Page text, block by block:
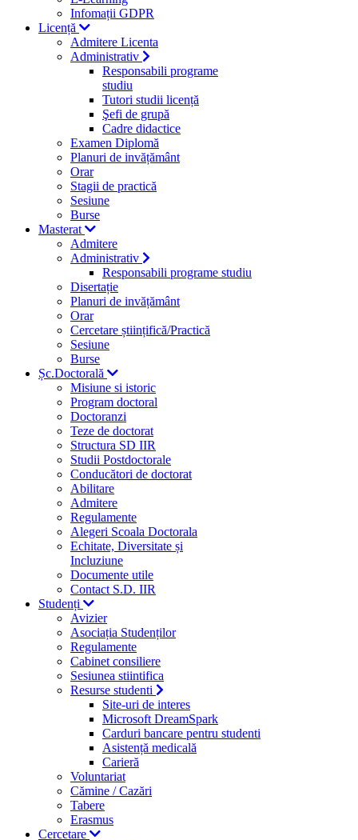
Infomații GDPR
Licență
Admitere Licenta
Administrativ
Responsabili programe
studiu
Tutori studii licență
Şefi de grupă
Cadre didactice
Examen Diplomă
Planuri de invățământ
Orar
Stagii de practică
Sesiune
Burse
Masterat
Admitere
Administrativ
Responsabili programe studiu
Disertație
Planuri de invățământ
Orar
Cercetare științifică/Practică
Sesiune
Burse
Șc.Doctorală
Misiune si istoric
Program doctoral
Doctoranzi
Teze de doctorat
Structura SD IIR
Studii Postdoctorale
Conducători de doctorat
Abilitare
Admitere
Regulamente
Alegeri Scoala Doctorala
Echitate, Diversitate și
Incluziune
Documente utile
Contact S.D. IIR
Studenți
Avizier
Asociația Studenților
Regulamente
Cabinet consiliere
Sesiunea stiintifica
Resurse studenti
Site-uri de interes
Microsoft DreamSpark
Carduri bancare pentru studenti
Asistență medicală
Carieră
Voluntariat
Cămine / Cazări
Tabere
Erasmus
Cercetare